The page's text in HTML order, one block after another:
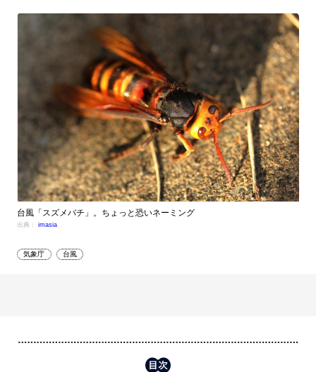
台風「スズメバチ」。ちょっと恐いネーミング
出典： imasia
気象庁 台風